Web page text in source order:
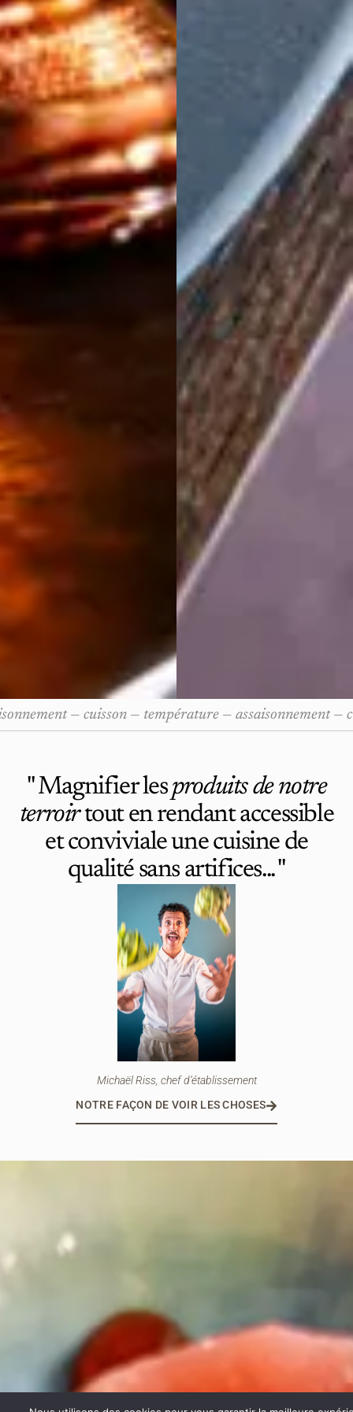
— cuisson — température — assaisonnement —
" Magnifier lesproduits de notre
terroirtout en rendant accessible
et conviviale une cuisine de
qualité sans artifices... "
Michaël Riss, chef d’établissement
NOTRE FAÇON DE VOIR LES CHOSES